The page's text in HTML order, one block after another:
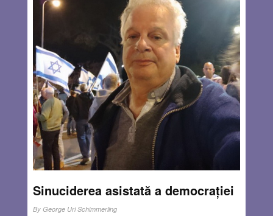
a putut – dar nu prea mare lucru. Planul inițial prevedea
culcarea domnișoarei la ora opt seara și scularea la cinci
dimineața, dar a fost puțin decalat culcându-ne la miezul
nopții. Desigur că scularea s-a făcut la ora cinci: întâi
părinții, iar peste o jumătate de oră și domnișoara care a
început să împacheteze ultimele lucruri. Tocmai când ne
gândeam că va trebui să chemăm un taxi, am primit
telefon de la dirigintă – despre care știam că nu merge în
excursie:
Read more…
JUL 27, 2023 14 COMMENTS
Sinuciderea asistată a democrației
By George Uri Schimmerling